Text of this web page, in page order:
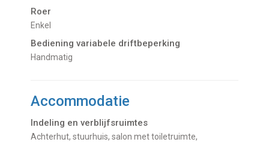
Roer
Enkel
Bediening variabele driftbeperking
Handmatig
Accommodatie
Indeling en verblijfsruimtes
Achterhut, stuurhuis, salon met toiletruimte,